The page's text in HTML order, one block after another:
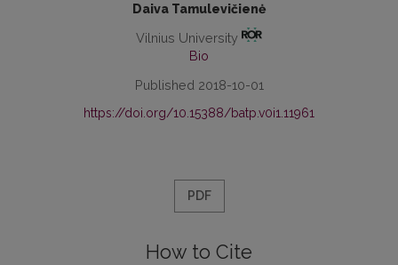
Daiva Tamulevičienė
Vilnius University
Bio
Published 2018-10-01
https://doi.org/10.15388/batp.v0i1.11961
PDF
How to Cite